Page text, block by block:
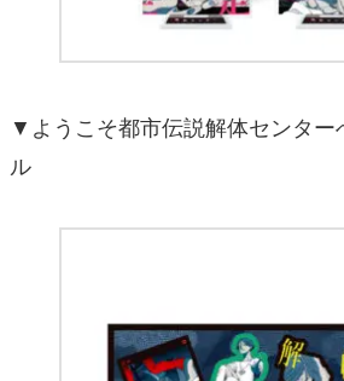
▼ようこそ都市伝説解体センター
ル